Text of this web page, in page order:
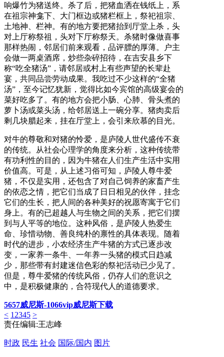
响爆竹为猪送终。杀了后，把猪血洒在钱纸上，系
在祖宗神龛下、大门框边或猪栏框上，祭祀祖宗、
土地神、栏神。有的地方要把猪抬到厅堂上杀，头
对上厅称祭祖，头对下厅称祭天。杀猪时像做喜事
那样热闹，邻居们前来观看，品评膘的厚薄。户主
会做一两桌酒席，炒些杂碎招待，在吉安县乡下
称“吃全猪汤”，请邻居或村上有些声望的长辈赴
宴，共同品尝劳动成果。我吃过不少这样的“全猪
汤”，至今记忆犹新，觉得比如今宾馆的高级宴会的
菜好吃多了。有的地方会把小肠、心肺、骨头煮的
萝卜汤或菜头汤，给邻居送上一碗分享。猪肉卖后
剩几块腊起来，挂在厅堂上，会引来欣慕的目光。
对牛的尊敬和对猪的怜爱，是庐陵人世代盛传不衰
的传统。从社会心理学的角度来分析，这种传统带
有功利性的目的，因为牛猪在人们生产生活中实用
价值高。可是，从上述习俗可知，庐陵人尊牛爱
猪，不仅是实用，还包含了对自己饲养的家畜产生
的依恋之情，把它们当成了日日相见的伙伴，挂念
它们的生长，把人间的各种美好的祝愿寄寓于它们
身上。有的已超越人与生物之间的关系，把它们摆
到与人平等的地位。这种风俗，是庐陵人热爱生
命、珍惜动物、善良纯朴的禀性的具体表现。随着
时代的进步，小农经济生产牛猪的方式已逐步改
变，一家养一条牛、一年养一头猪的模式日趋减
少，那些带有封建迷信色彩的祭祀活动已少见了。
但是，尊牛爱猪的传统风俗，仍存人们的意识之
中，是积极健康的，合符现代人的道德要求。
5657威尼斯-1066vip威尼斯下载
< 1 2345 >
责任编辑:王志峰
时政 民生 社会 国际/国内 图片